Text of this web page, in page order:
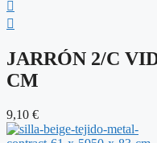
JARRÓN 2/C
CM
9,10 €